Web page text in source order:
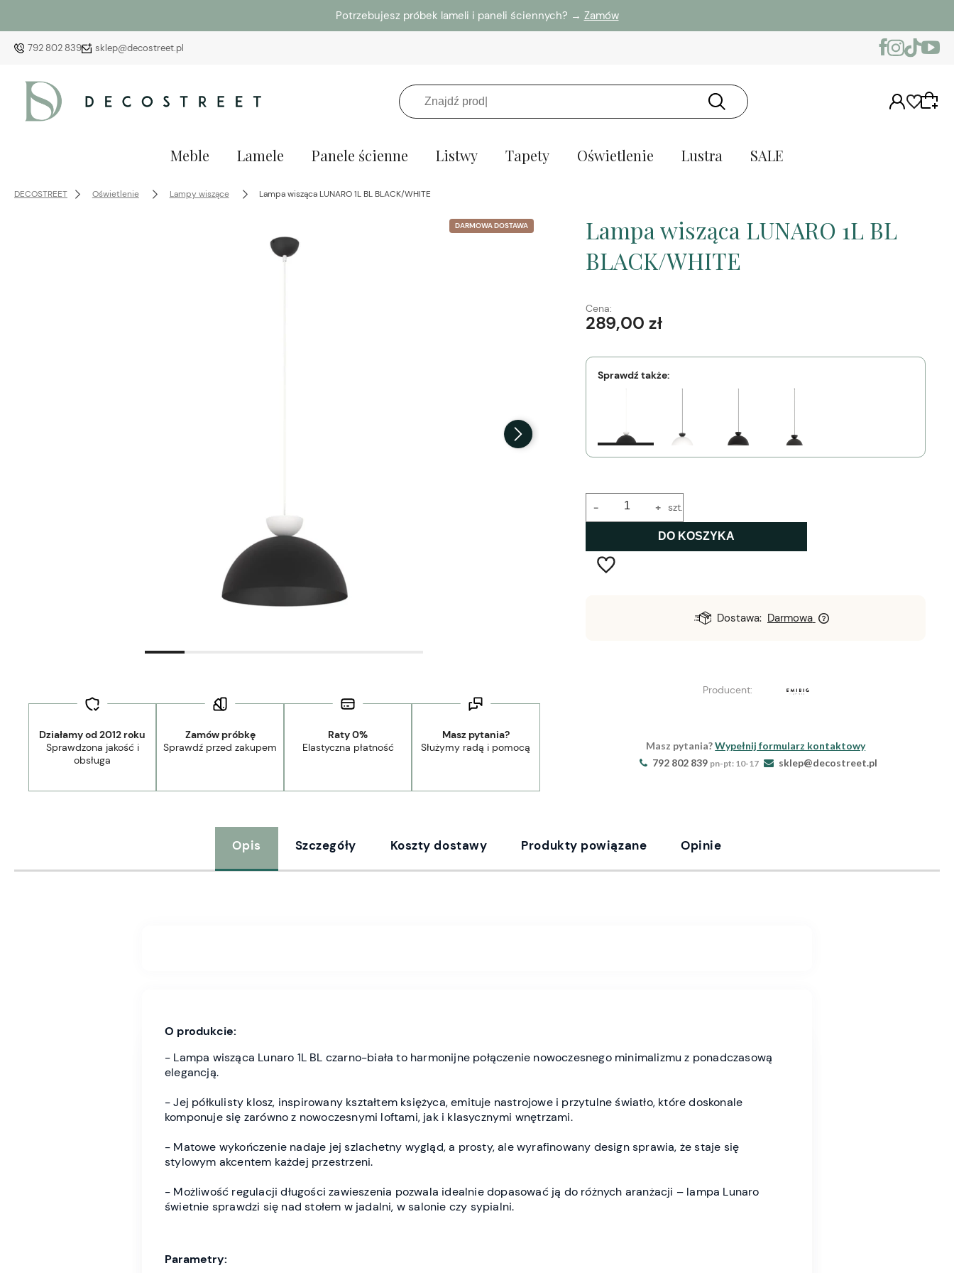
Potrzebujesz próbek lameli i paneli ściennych? → Zamów
792 802 839 sklep@decostreet.pl
Meble Lamele Panele ścienne Listwy Tapety Oświetlenie Lustra SALE
DECOSTREET Oświetlenie Lampy wiszące Lampa wisząca LUNARO 1L BL BLACK/WHITE
DARMOWA DOSTAWA
Działamy od 2012 roku
Sprawdzona jakość i
obsługa
Zamów próbkę
Sprawdź przed zakupem
Raty 0%
Elastyczna płatność
Masz pytania?
Służymy radą i pomocą
Lampa wisząca LUNARO 1L BL
BLACK/WHITE
Cena:
289,00 zł
Sprawdź także:
+
- szt.
DO KOSZYKA
Dostawa: Darmowa
Producent:
Masz pytania?Wypełnij formularz kontaktowy
792 802 839 pn-pt: 10-17 sklep@decostreet.pl
Opis Szczegóły Koszty dostawy Produkty powiązane Opinie
O produkcie:
- Lampa wisząca Lunaro 1L BL czarno-biała to harmonijne połączenie nowoczesnego minimalizmu z ponadczasową
elegancją.
- Jej półkulisty klosz, inspirowany kształtem księżyca, emituje nastrojowe i przytulne światło, które doskonale
komponuje się zarówno z nowoczesnymi loftami, jak i klasycznymi wnętrzami.
- Matowe wykończenie nadaje jej szlachetny wygląd, a prosty, ale wyrafinowany design sprawia, że staje się
stylowym akcentem każdej przestrzeni.
- Możliwość regulacji długości zawieszenia pozwala idealnie dopasować ją do różnych aranżacji – lampa Lunaro
świetnie sprawdzi się nad stołem w jadalni, w salonie czy sypialni.
Parametry: